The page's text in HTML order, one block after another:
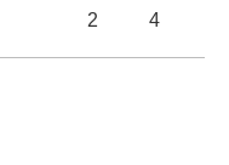
2 4